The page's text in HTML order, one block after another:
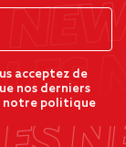
acceptez de
nos derniers
notre politique